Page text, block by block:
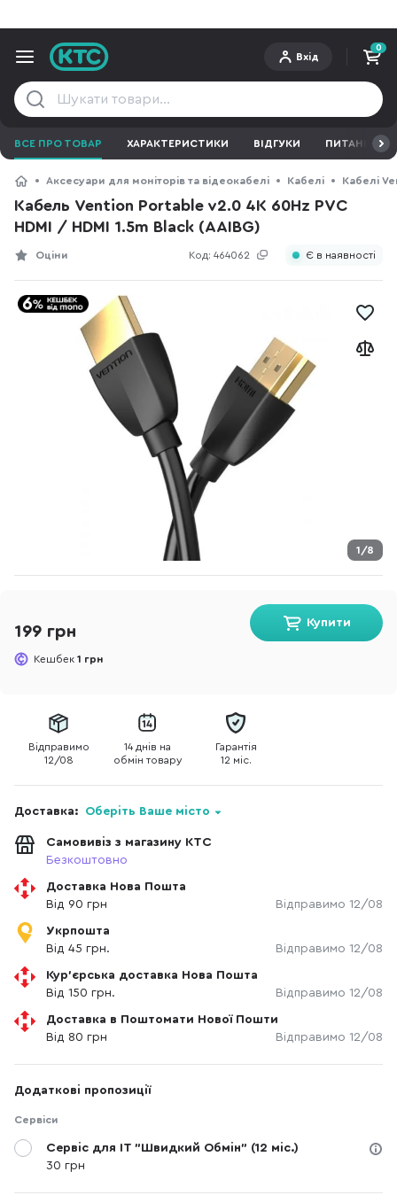
Вхід
0
ВСЕ ПРО ТОВАР ХАРАКТЕРИСТИКИ ВІДГУКИ ПИТАННЯ ТА
Аксесуари для моніторів та відеокабелі Кабелі Кабелі
Кабель Vention Portable v2.0 4K 60Hz PVC
HDMI / HDMI 1.5m Black (AAIBG)
Код: 464062
Оціни Є в наявності
1/8
199 грн
Кешбек 1 грн
Купити
Відправимо
12/08
14 днів на
обмін товару
Гарантія
12 міс.
Доставка: Оберіть Ваше місто
Самовивіз з магазину КТС
Безкоштовно
Доставка Нова Пошта
Від 90 грн
Відправимо 12/08
Укрпошта
Від 45 грн.
Відправимо 12/08
Кур'єрська доставка Нова Пошта
Від 150 грн.
Відправимо 12/08
Доставка в Поштомати Нової Пошти
Від 80 грн
Відправимо 12/08
Додаткові пропозиції
Сервіси
Сервіс для IT "Швидкий Обмін" (12 міс.)
30 грн